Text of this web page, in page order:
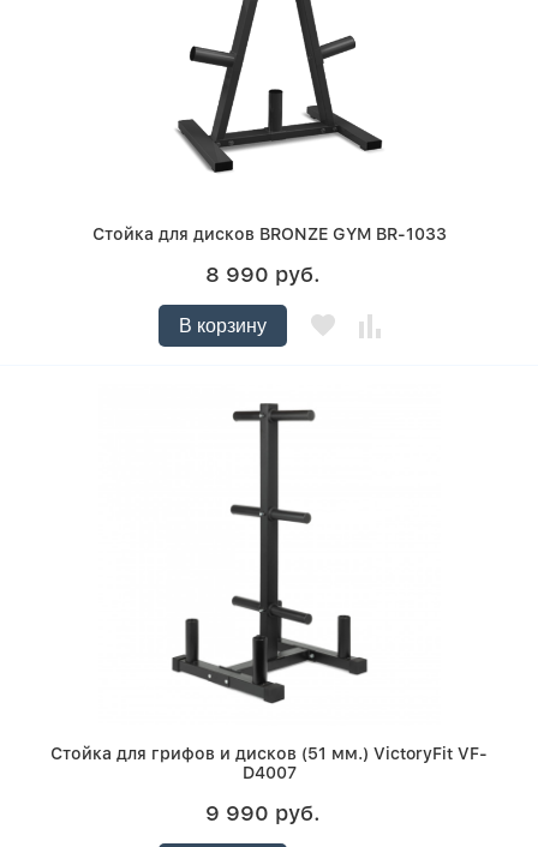
Стойка для дисков BRONZE GYM BR-1033
8 990 руб.
В корзину
Стойка для грифов и дисков (51 мм.) VictoryFit VF-
D4007
9 990 руб.